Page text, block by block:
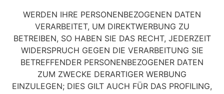
WERDEN IHRE PERSONENBEZOGENEN DATEN
VERARBEITET, UM DIREKTWERBUNG ZU
BETREIBEN, SO HABEN SIE DAS RECHT, JEDERZEIT
WIDERSPRUCH GEGEN DIE VERARBEITUNG SIE
BETREFFENDER PERSONENBEZOGENER DATEN
ZUM ZWECKE DERARTIGER WERBUNG
EINZULEGEN; DIES GILT AUCH FÜR DAS PROFILING,